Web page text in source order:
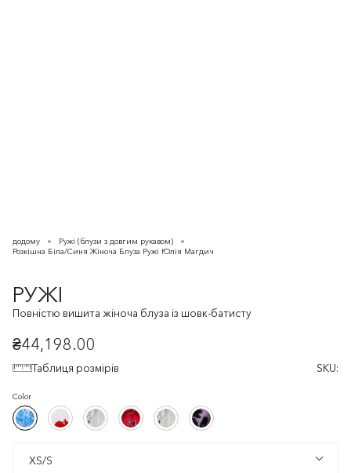
додому
Ружі (блузи з довгим рукавом)
Розкішна Біла/Синя Жіноча Блуза Ружі Юлія Магдич
РУЖІ
Повністю вишита жіноча блуза із шовк-батисту
₴44,198.00
Таблиця розмірів SKU:
Color
Білий/
Синій
Білий/
Білий/
Червоний
Білий/
Білий/
БілийБілий/
Червоний
Червоний
Білий/
БілийБілий/
Ліловий/
Чорний
Ліловий/
XS/S
XS/S